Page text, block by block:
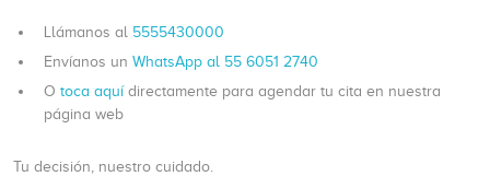
Llámanos al 5555430000
Envíanos un WhatsApp al 55 6051 2740
O toca aquí directamente para agendar tu cita en nuestra
página web
Tu decisión, nuestro cuidado.